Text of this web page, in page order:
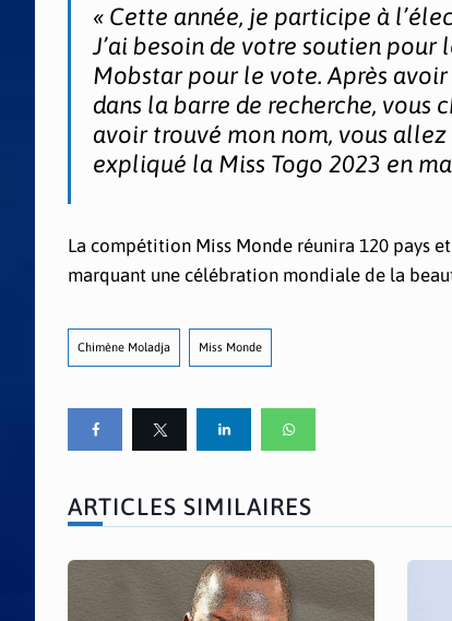
« Cette année, je participe à
J’ai besoin de votre soutien
Mobstar pour le vote. Après
dans la barre de recherche, vous
avoir trouvé mon nom, vous
expliqué la Miss Togo 2023 en
La compétition Miss Monde réunira 120 pays
marquant une célébration mondiale de la
Chimène Moladja Miss Monde
ARTICLES SIMILAIRES